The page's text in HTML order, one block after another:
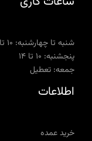
شنبه تا چهارشنبه: ۱۰ تا ۱۸
پنجشنبه: ۱۰ تا ۱۴
جمعه: تعطیل
اطلاعات
خرید عمده